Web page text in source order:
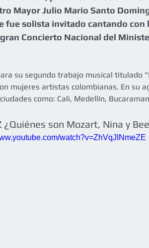
Mayor Julio Mario Santo
fue solista invitado cantando con
Concierto Nacional del
su segundo trabajo musical titulado
mujeres artistas colombianas. En su
como: Cali, Medellín,
¿Quiénes son Mozart, Nina y
watch?v=ZhVqJINmeZE